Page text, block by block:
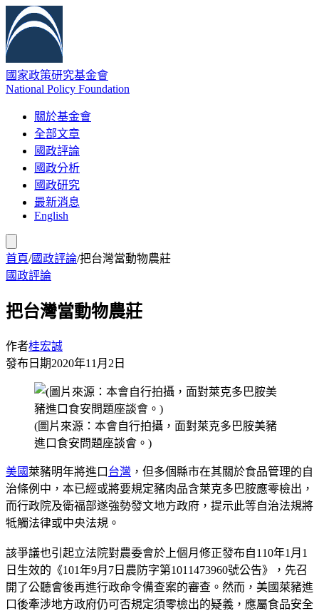
國家政策研究基金會
National Policy Foundation
關於基金會
全部文章
國政評論
國政分析
國政研究
最新消息
English
首頁/國政評論/把台灣當動物農莊
國政評論
把台灣當動物農莊
作者桂宏誠
發布日期2020年11月2日
(圖片來源：本會自行拍攝，面對萊克多巴胺美豬
進口食安問題座談會。)
美國 萊豬明年將進口 台灣 ，但多個縣市在其關於食品管理的自
治條例中，本已經或將要規定豬肉品含萊克多巴胺應零檢出，
而行政院及衛福部遂強勢發文地方政府，提示此等自治法規將
牴觸法律或中央法規。
該爭議也引起立法院對農委會於上個月修正發布自110年1月1
日生效的《101年9月7日農防字第1011473960號公告》，先召
開了公聽會後再進行政命令備查案的審查。然而，美國萊豬進
口後牽涉地方政府仍可否規定須零檢出的疑義，應屬食品安全